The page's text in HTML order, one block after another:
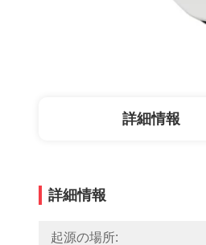
詳細情報
詳細情報
起源の場所: